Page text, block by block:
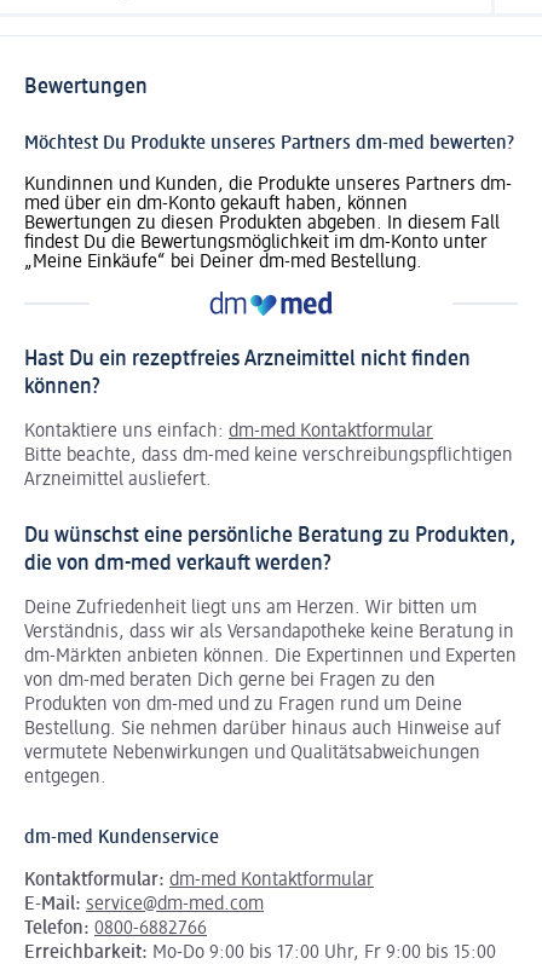
Bewertungen
Möchtest Du Produkte unseres Partners dm-med bewerten?
Kundinnen und Kunden, die Produkte unseres Partners dm-
med über ein dm-Konto gekauft haben, können
Bewertungen zu diesen Produkten abgeben. In diesem Fall
findest Du die Bewertungsmöglichkeit im dm-Konto unter
„Meine Einkäufe“ bei Deiner dm-med Bestellung.
Hast Du ein rezeptfreies Arzneimittel nicht finden
können?
Kontaktiere uns einfach: dm-med Kontaktformular
Bitte beachte, dass dm-med keine verschreibungspflichtigen
Arzneimittel ausliefert.
Du wünschst eine persönliche Beratung zu Produkten,
die von dm-med verkauft werden?
Deine Zufriedenheit liegt uns am Herzen. Wir bitten um
Verständnis, dass wir als Versandapotheke keine Beratung in
dm-Märkten anbieten können. Die Expertinnen und Experten
von dm-med beraten Dich gerne bei Fragen zu den
Produkten von dm-med und zu Fragen rund um Deine
Bestellung. Sie nehmen darüber hinaus auch Hinweise auf
vermutete Nebenwirkungen und Qualitätsabweichungen
entgegen.
dm-med Kundenservice
Kontaktformular: dm-med Kontaktformular
E-Mail: service@dm-med.com
Telefon: 0800-6882766
Erreichbarkeit: Mo-Do 9:00 bis 17:00 Uhr, Fr 9:00 bis 15:00